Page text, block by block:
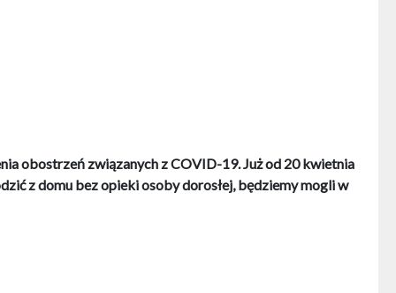
obostrzeń związanych z COVID-19. Już od 20 kwietnia
z domu bez opieki osoby dorosłej, będziemy mogli w